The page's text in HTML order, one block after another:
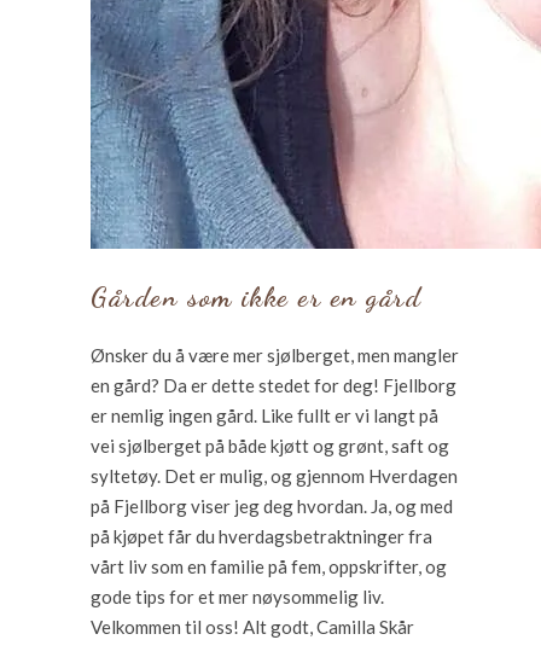
Gården som ikke er en gård
Ønsker du å være mer sjølberget, men mangler
en gård? Da er dette stedet for deg! Fjellborg
er nemlig ingen gård. Like fullt er vi langt på
vei sjølberget på både kjøtt og grønt, saft og
syltetøy. Det er mulig, og gjennom Hverdagen
på Fjellborg viser jeg deg hvordan. Ja, og med
på kjøpet får du hverdagsbetraktninger fra
vårt liv som en familie på fem, oppskrifter, og
gode tips for et mer nøysommelig liv.
Velkommen til oss! Alt godt, Camilla Skår